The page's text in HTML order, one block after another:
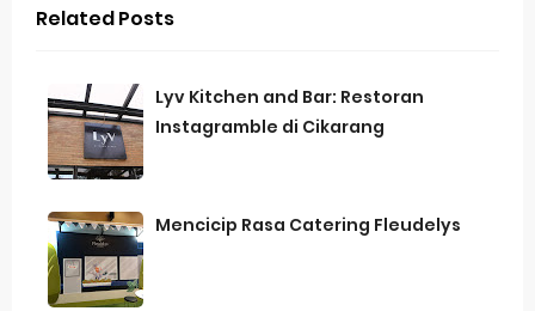
Related Posts
Lyv Kitchen and Bar: Restoran
Instagramble di Cikarang
Mencicip Rasa Catering Fleudelys